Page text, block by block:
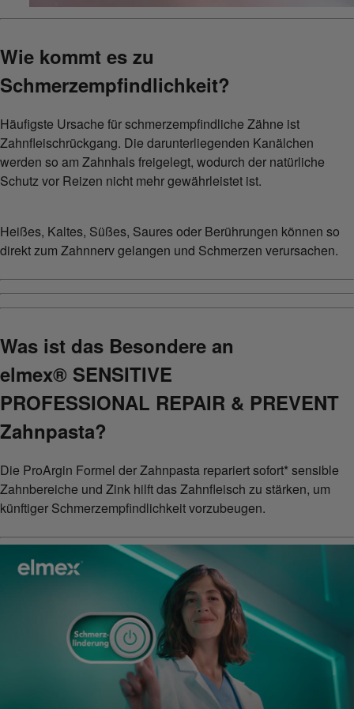
Wie kommt es zu
Schmerzempfindlichkeit?
Häufigste Ursache für schmerzempfindliche Zähne ist
Zahnfleischrückgang. Die darunterliegenden Kanälchen
werden so am Zahnhals freigelegt, wodurch der natürliche
Schutz vor Reizen nicht mehr gewährleistet ist.
Heißes, Kaltes, Süßes, Saures oder Berührungen können so
direkt zum Zahnnerv gelangen und Schmerzen verursachen.
Was ist das Besondere an
elmex® SENSITIVE
PROFESSIONAL REPAIR & PREVENT
Zahnpasta?
Die ProArgin Formel der Zahnpasta repariert sofort* sensible
Zahnbereiche und Zink hilft das Zahnfleisch zu stärken, um
künftiger Schmerzempfindlichkeit vorzubeugen.